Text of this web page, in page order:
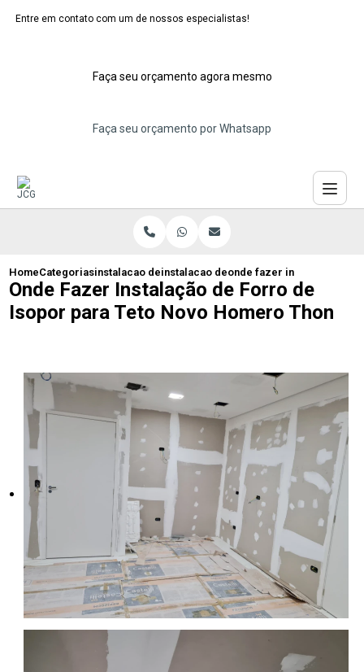
Entre em contato com um de nossos especialistas!
Faça seu orçamento agora mesmo
Faça seu orçamento por Whatsapp
HomeCategoriasinstalacao de forros de isopor
instalacao de forro de isopor para
onde fazer instalacao de
Onde Fazer Instalação de Forro de
Isopor para Teto Novo Homero Thon